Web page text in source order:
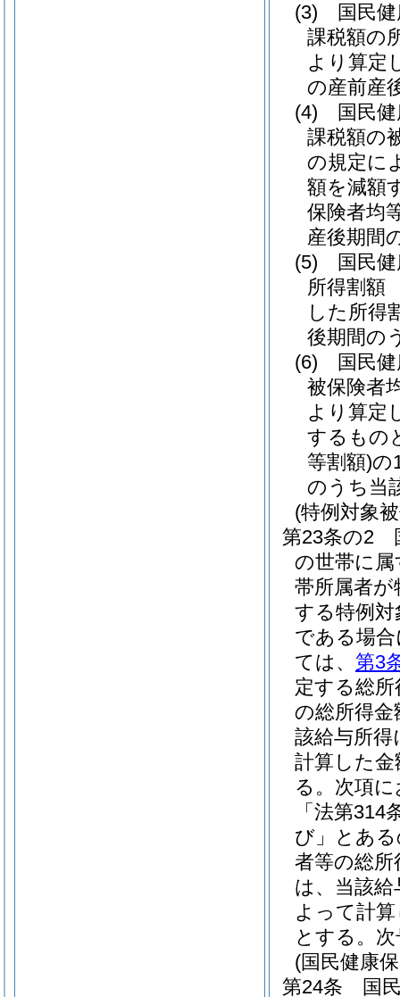
(3)
国民
課税額の
より算定
の産前産
(4)
国民
課税額の
の規定に
額を減額
保険者均
産後期間
(5)
国民
所得割額
した所得
後期間の
(6)
国民
被保険者
より算定
するもの
等割額)の
のうち当
(特例対象
第23条の2
の世帯に
帯所属者が
する特例
である場
ては、 第3
定する総所
の総所得
該給与所
計算した
る。次項
「法第314
び」とあ
者等の総
は、当該
よって計
とする。
(国民健康
第24条
国